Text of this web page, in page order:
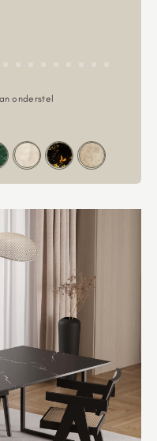
onderstel